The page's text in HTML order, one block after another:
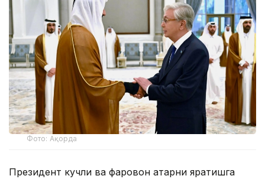
Фото: Ақорда
Президент кучли ва фаровон Қатарни яратишга